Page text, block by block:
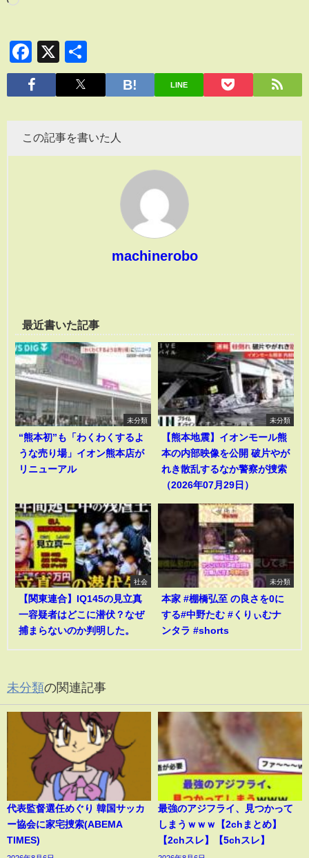
Facebook
X
有
LINE
この記事を書いた人
machinerobo
最近書いた記事
未分類
“熊本初”も「わくわくするよ
うな売り場」イオン熊本店が
リニューアル
未分類
【熊本地震】イオンモール熊
本の内部映像を公開 破片やが
れき散乱するなか警察が捜索
（2026年07月29日）
社会
【関東連合】IQ145の見立真
一容疑者はどこに潜伏？なぜ
捕まらないのか判明した。
未分類
本家 #棚橋弘至 の良さを0に
する#中野たむ #くりぃむナ
ンタラ #shorts
未分類の関連記事
代表監督選任めぐり 韓国サッカ
ー協会に家宅捜索(ABEMA
TIMES)
最強のアジフライ、見つかって
しまうｗｗｗ【2chまとめ】
【2chスレ】【5chスレ】